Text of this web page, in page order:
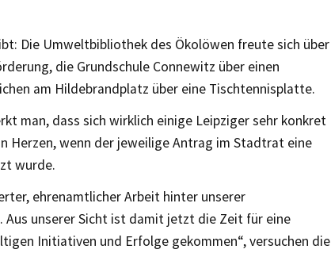
Die Umweltbibliothek des Ökolöwen freute sich über
die Grundschule Connewitz über einen
am Hildebrandplatz über eine Tischtennisplatte.
man, dass sich wirklich einige Leipziger sehr konkret
Herzen, wenn der jeweilige Antrag im Stadtrat eine
wurde.
ehrenamtlicher Arbeit hinter unserer
unserer Sicht ist damit jetzt die Zeit für eine
Initiativen und Erfolge gekommen“, versuchen die